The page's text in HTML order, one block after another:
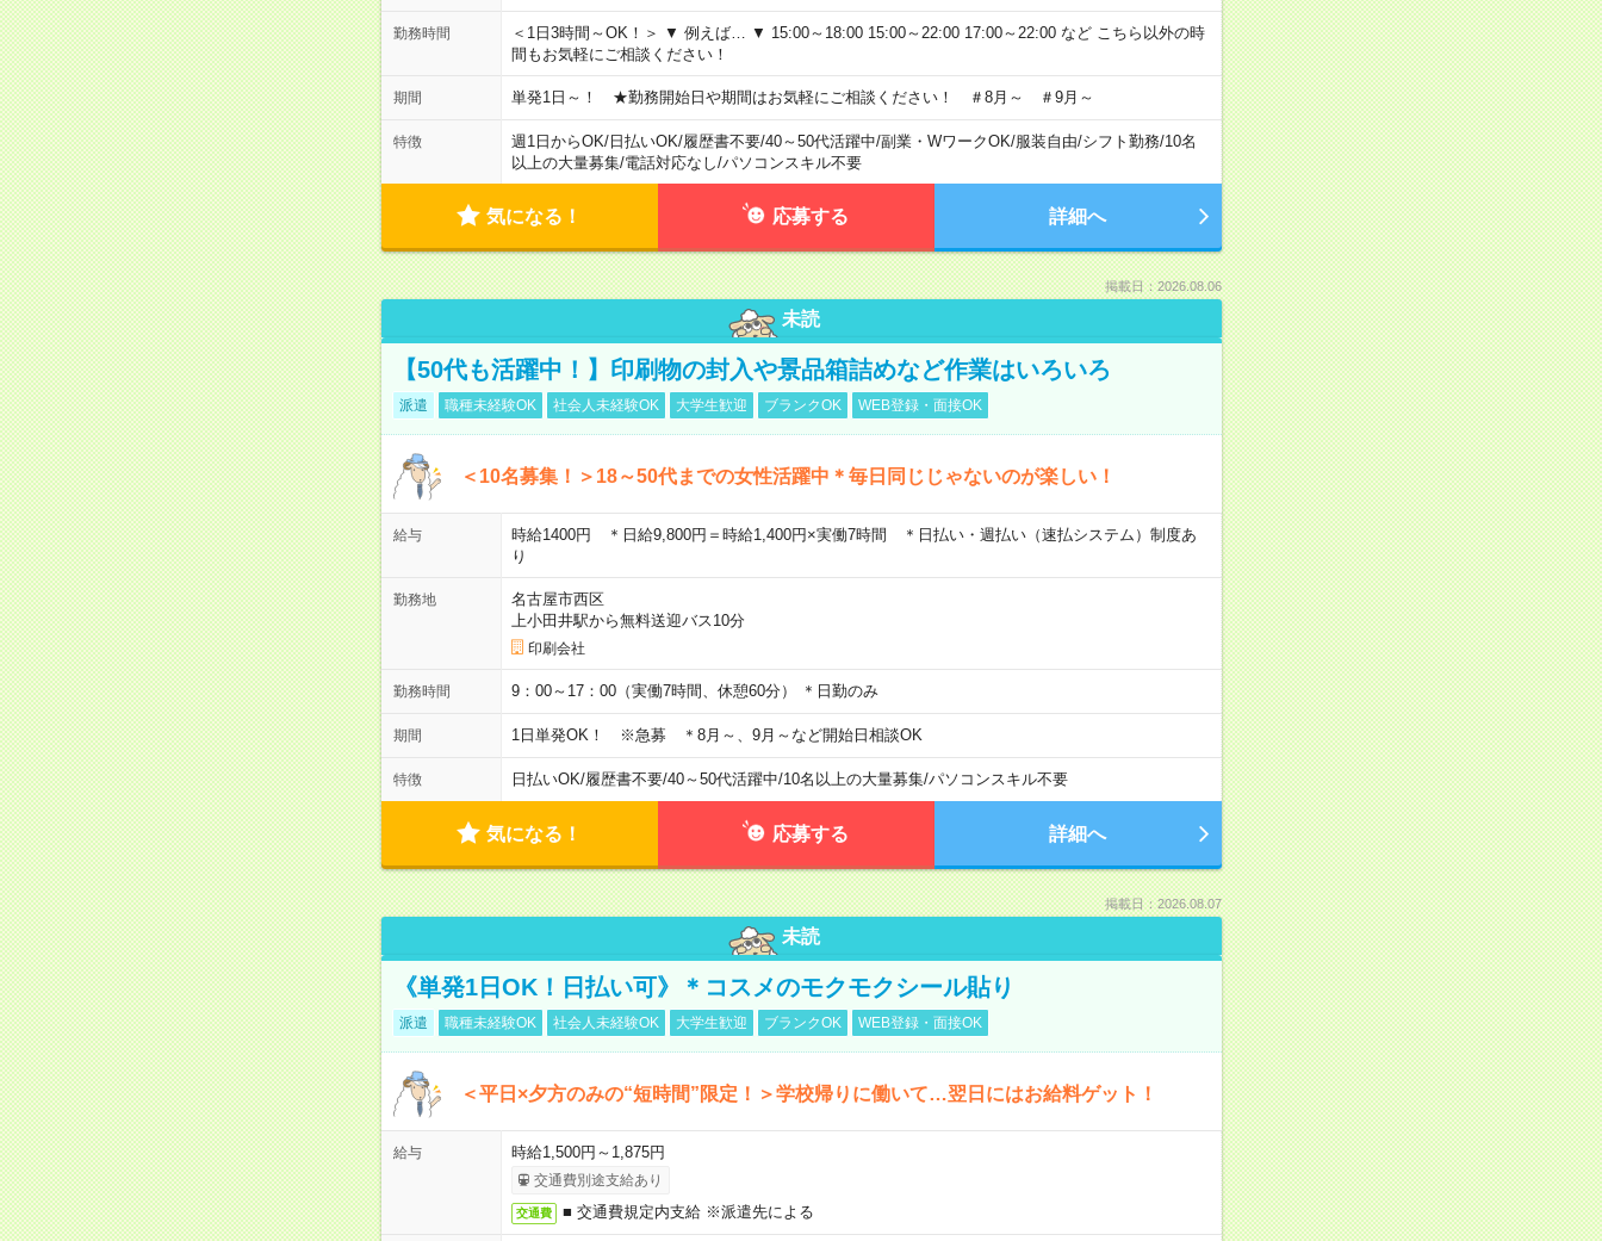
勤務時間
＜1日3時間～OK！＞ ▼ 例えば… ▼ 15:00～18:00 15:00～22:00 17:00～22:00 など こちら以外の時
間もお気軽にご相談ください！
期間 単発1日～！ ★勤務開始日や期間はお気軽にご相談ください！ ＃8月～ ＃9月～
特徴 週1日からOK/日払いOK/履歴書不要/40～50代活躍中/副業・WワークOK/服装自由/シフト勤務/10名
以上の大量募集/電話対応なし/パソコンスキル不要
気になる！ 応募する 詳細へ
掲載日：2026.08.06
未読
【50代も活躍中！】印刷物の封入や景品箱詰めなど作業はいろいろ
派遣 職種未経験OK 社会人未経験OK 大学生歓迎 ブランクOK WEB登録・面接OK
＜10名募集！＞18～50代までの女性活躍中＊毎日同じじゃないのが楽しい！
給与
時給1400円 ＊日給9,800円＝時給1,400円×実働7時間 ＊日払い・週払い（速払システム）制度あ
り
勤務地
名古屋市西区
上小田井駅から無料送迎バス10分
印刷会社
勤務時間 9：00～17：00（実働7時間、休憩60分） ＊日勤のみ
期間 1日単発OK！ ※急募 ＊8月～、9月～など開始日相談OK
特徴 日払いOK/履歴書不要/40～50代活躍中/10名以上の大量募集/パソコンスキル不要
気になる！ 応募する 詳細へ
掲載日：2026.08.07
未読
《単発1日OK！日払い可》＊コスメのモクモクシール貼り
派遣 職種未経験OK 社会人未経験OK 大学生歓迎 ブランクOK WEB登録・面接OK
＜平日×夕方のみの“短時間”限定！＞学校帰りに働いて…翌日にはお給料ゲット！
給与 時給1,500円～1,875円
交通費別途支給あり
交通費 ■ 交通費規定内支給 ※派遣先による